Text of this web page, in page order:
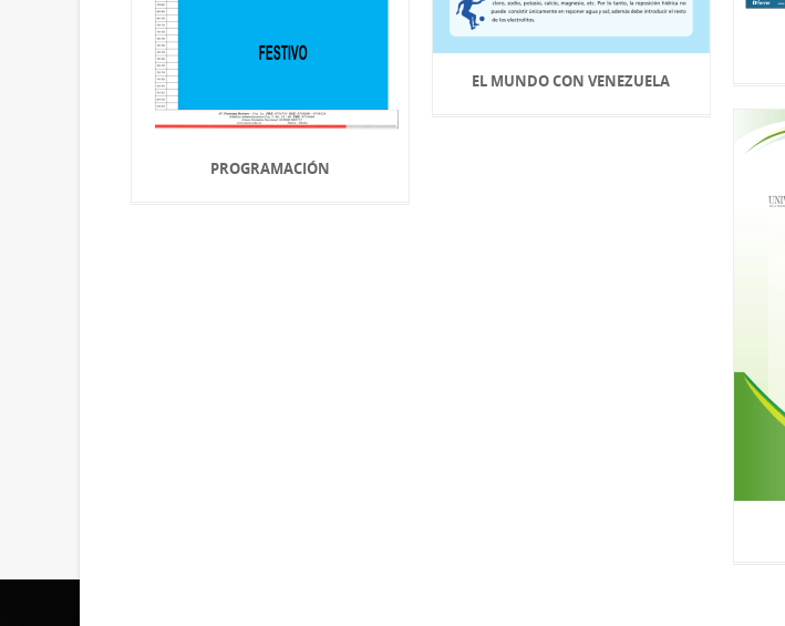
EL MUNDO CON VENEZUELA
PROGRAMACIÓN